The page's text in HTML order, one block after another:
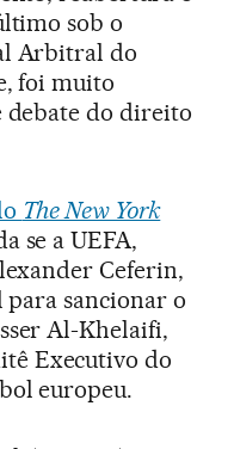
sob o
Arbitral do
foi muito
debate do direito
The New York
se a UEFA,
Ceferin,
para sancionar o
Al-Khelaifi,
Executivo do
europeu.